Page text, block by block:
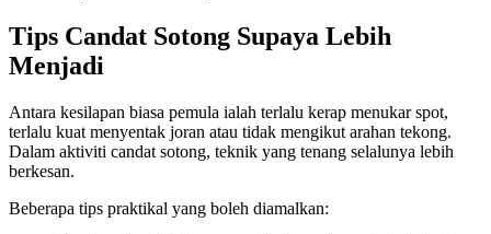
Tips Candat Sotong Supaya Lebih
Menjadi
Antara kesilapan biasa pemula ialah terlalu kerap menukar spot,
terlalu kuat menyentak joran atau tidak mengikut arahan tekong.
Dalam aktiviti candat sotong, teknik yang tenang selalunya lebih
berkesan.
Beberapa tips praktikal yang boleh diamalkan: